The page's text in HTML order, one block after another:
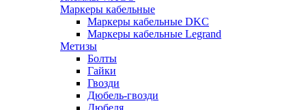
Маркеры кабельные
Маркеры кабельные DKC
Маркеры кабельные Legrand
Метизы
Болты
Гайки
Гвозди
Дюбель-гвозди
Дюбеля